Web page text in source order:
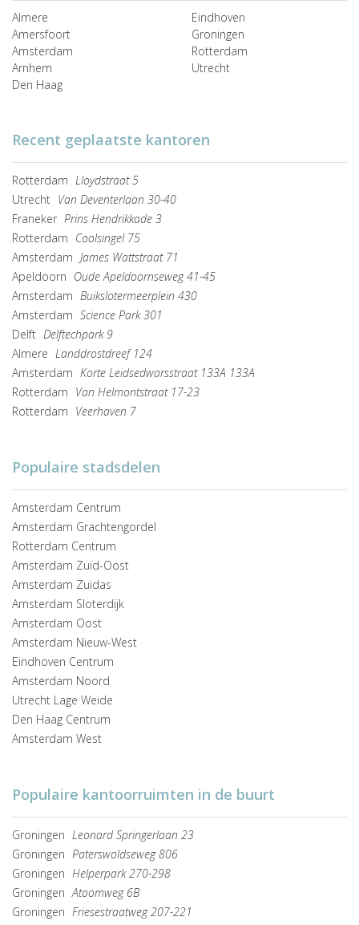
Almere
Amersfoort
Amsterdam
Arnhem
Den Haag
Eindhoven
Groningen
Rotterdam
Utrecht
Recent geplaatste kantoren
Rotterdam Lloydstraat 5
Utrecht Van Deventerlaan 30-40
Franeker Prins Hendrikkade 3
Rotterdam Coolsingel 75
Amsterdam James Wattstraat 71
Apeldoorn Oude Apeldoornseweg 41-45
Amsterdam Buikslotermeerplein 430
Amsterdam Science Park 301
Delft Delftechpark 9
Almere Landdrostdreef 124
Amsterdam Korte Leidsedwarsstraat 133A 133A
Rotterdam Van Helmontstraat 17-23
Rotterdam Veerhaven 7
Populaire stadsdelen
Amsterdam Centrum
Amsterdam Grachtengordel
Rotterdam Centrum
Amsterdam Zuid-Oost
Amsterdam Zuidas
Amsterdam Sloterdijk
Amsterdam Oost
Amsterdam Nieuw-West
Eindhoven Centrum
Amsterdam Noord
Utrecht Lage Weide
Den Haag Centrum
Amsterdam West
Populaire kantoorruimten in de buurt
Groningen Leonard Springerlaan 23
Groningen Paterswoldseweg 806
Groningen Helperpark 270-298
Groningen Atoomweg 6B
Groningen Friesestraatweg 207-221